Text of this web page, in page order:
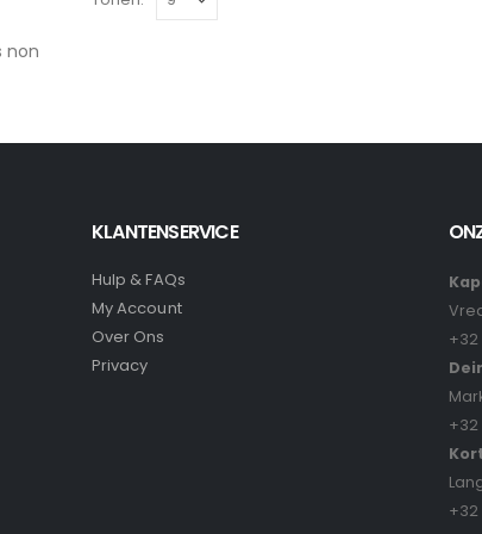
non
KLANTENSERVICE
Hulp & FAQs
My Account
Over Ons
Privacy
+32
+32
+32